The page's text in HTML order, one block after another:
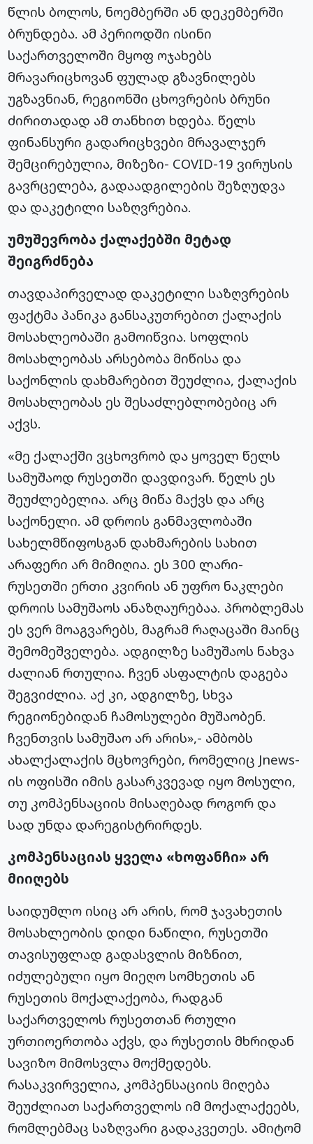
წლის ბოლოს, ნოემბერში ან დეკემბერში
ბრუნდება. ამ პერიოდში ისინი
საქართველოში მყოფ ოჯახებს
მრავარიცხოვან ფულად გზავნილებს
უგზავნიან, რეგიონში ცხოვრების ბრუნი
ძირითადად ამ თანხით ხდება. წელს
ფინანსური გადარიცხვები მრავალჯერ
შემცირებულია, მიზეზი- COVID-19 ვირუსის
გავრცელება, გადაადგილების შეზღუდვა
და დაკეტილი საზღვრებია.
უმუშევრობა ქალაქებში მეტად
შეიგრძნება
თავდაპირველად დაკეტილი საზღვრების
ფაქტმა პანიკა განსაკუთრებით ქალაქის
მოსახლეობაში გამოიწვია. სოფლის
მოსახლეობას არსებობა მიწისა და
საქონლის დახმარებით შეუძლია, ქალაქის
მოსახლეობას ეს შესაძლებლობებიც არ
აქვს.
«მე ქალაქში ვცხოვრობ და ყოველ წელს
სამუშაოდ რუსეთში დავდივარ. წელს ეს
შეუძლებელია. არც მიწა მაქვს და არც
საქონელი. ამ დროის განმავლობაში
სახელმწიფოსგან დახმარების სახით
არაფერი არ მიმიღია. ეს 300 ლარი-
რუსეთში ერთი კვირის ან უფრო ნაკლები
დროის სამუშაოს ანაზღაურებაა. პრობლემას
ეს ვერ მოაგვარებს, მაგრამ რაღაცაში მაინც
შემომეშველება. ადგილზე სამუშაოს ნახვა
ძალიან რთულია. ჩვენ ასფალტის დაგება
შეგვიძლია. აქ კი, ადგილზე, სხვა
რეგიონებიდან ჩამოსულები მუშაობენ.
ჩვენთვის სამუშაო არ არის»,- ამბობს
ახალქალაქის მცხოვრები, რომელიც Jnews-
ის ოფისში იმის გასარკვევად იყო მოსული,
თუ კომპენსაციის მისაღებად როგორ და
სად უნდა დარეგისტრირდეს.
კომპენსაციას ყველა «ხოფანჩი» არ
მიიღებს
საიდუმლო ისიც არ არის, რომ ჯავახეთის
მოსახლეობის დიდი ნაწილი, რუსეთში
თავისუფლად გადასვლის მიზნით,
იძულებული იყო მიეღო სომხეთის ან
რუსეთის მოქალაქეობა, რადგან
საქართველოს რუსეთთან რთული
ურთიოერთობა აქვს, და რუსეთის მხრიდან
სავიზო მიმოსვლა მოქმედებს.
რასაკვირველია, კომპენსაციის მიღება
შეუძლიათ საქართველოს იმ მოქალაქეებს,
რომლებმაც საზღვარი გადაკვეთეს. ამიტომ